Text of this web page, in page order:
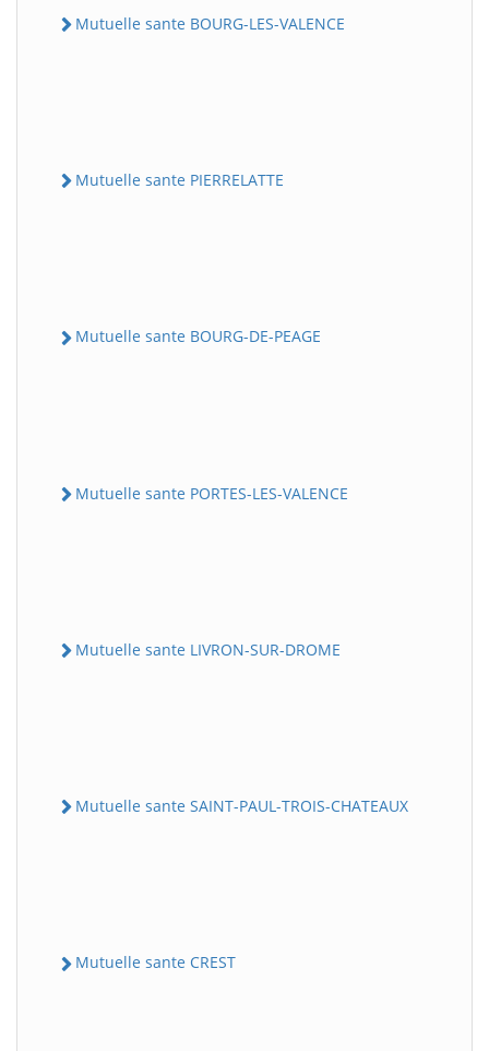
Mutuelle sante BOURG-LES-VALENCE
Mutuelle sante PIERRELATTE
Mutuelle sante BOURG-DE-PEAGE
Mutuelle sante PORTES-LES-VALENCE
Mutuelle sante LIVRON-SUR-DROME
Mutuelle sante SAINT-PAUL-TROIS-CHATEAUX
Mutuelle sante CREST